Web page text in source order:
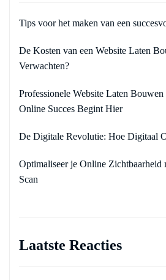
Tips voor het maken van een
De Kosten van een Website Laten
Verwachten?
Professionele Website Laten
Online Succes Begint Hier
De Digitale Revolutie: Hoe Digitaal
Optimaliseer je Online Zichtbaarheid
Scan
Laatste Reacties